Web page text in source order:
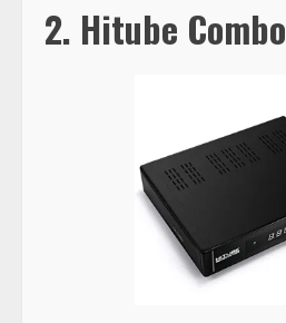
2. Hitube Combo